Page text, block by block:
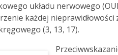
układu nerwowego
każdej
(3, 13, 17).